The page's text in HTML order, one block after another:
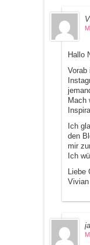
Hallo
Vorab
Mach
Ich
den
mir
Ich
Liebe
Vivian